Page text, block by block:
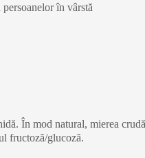
în vârstă
În mod natural, mierea
fructoză/glucoză.